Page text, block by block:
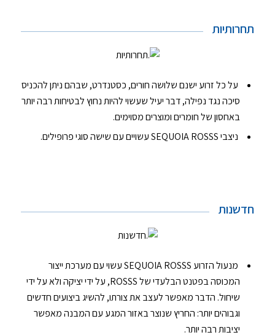
תחרותיות
תחרותיות
על כל זרוע ישנם שלושה חורים, כסטנדרט, שבהם ניתן להכניס
סיכה נגד נפילה, דבר יעיל שעשוי להיות נחוץ לבטיחות רבה יותר
באחסון של חומרים ומוצרים מסוימים.
ניצבי SEQUOIA ROSSS עשויים עם שישה סוגי פרופילים.
חדשנות
חדשנות
מנעול הזרוע SEQUOIA ROSSS עשוי עם מערכת ייצור
המכוסה בפטנט הבלעדי של ROSSS, על ידי יציקה ולא על ידי
שיחול. הדבר מאפשר לעצב את צורתו, להשיג ביצועים חדשים
וגבוהים יותר: החריץ שנוצר באזור המגע עם המבנה מאפשר
יציבות רבה יותר.